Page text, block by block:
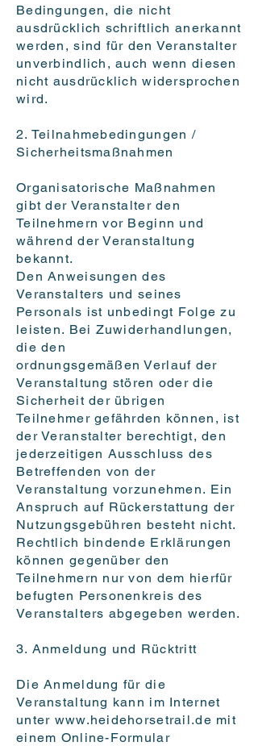
Bedingungen, die nicht
ausdrücklich schriftlich anerkannt
werden, sind für den Veranstalter
unverbindlich, auch wenn diesen
nicht ausdrücklich widersprochen
wird.
2. Teilnahmebedingungen /
Sicherheitsmaßnahmen
Organisatorische Maßnahmen
gibt der Veranstalter den
Teilnehmern vor Beginn und
während der Veranstaltung
bekannt.
Den Anweisungen des
Veranstalters und seines
Personals ist unbedingt Folge zu
leisten. Bei Zuwiderhandlungen,
die den
ordnungsgemäßen Verlauf der
Veranstaltung stören oder die
Sicherheit der übrigen
Teilnehmer gefährden können, ist
der Veranstalter berechtigt, den
jederzeitigen Ausschluss des
Betreffenden von der
Veranstaltung vorzunehmen. Ein
Anspruch auf Rückerstattung der
Nutzungsgebühren besteht nicht.
Rechtlich bindende Erklärungen
können gegenüber den
Teilnehmern nur von dem hierfür
befugten Personenkreis des
Veranstalters abgegeben werden.
3. Anmeldung und Rücktritt
Die Anmeldung für die
Veranstaltung kann im Internet
unter www.heidehorsetrail.de mit
einem Online-Formular